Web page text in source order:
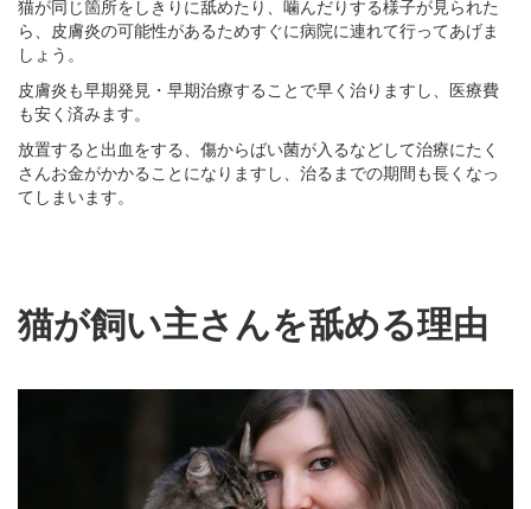
猫が同じ箇所をしきりに舐めたり、噛んだりする様子が見られた
ら、皮膚炎の可能性があるためすぐに病院に連れて行ってあげま
しょう。
皮膚炎も早期発見・早期治療することで早く治りますし、医療費
も安く済みます。
放置すると出血をする、傷からばい菌が入るなどして治療にたく
さんお金がかかることになりますし、治るまでの期間も長くなっ
てしまいます。
猫が飼い主さんを舐める理由